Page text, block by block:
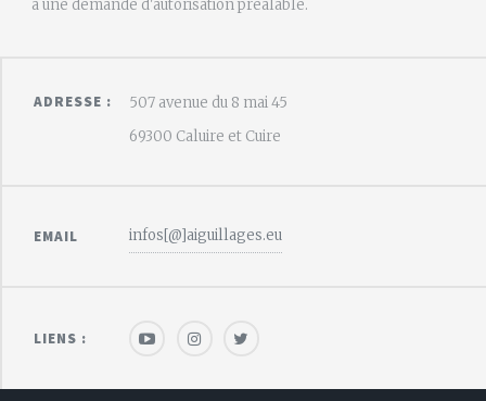
à une demande d'autorisation préalable.
ADRESSE :
507 avenue du 8 mai 45
69300 Caluire et Cuire
EMAIL infos[@]aiguillages.eu
LIENS :